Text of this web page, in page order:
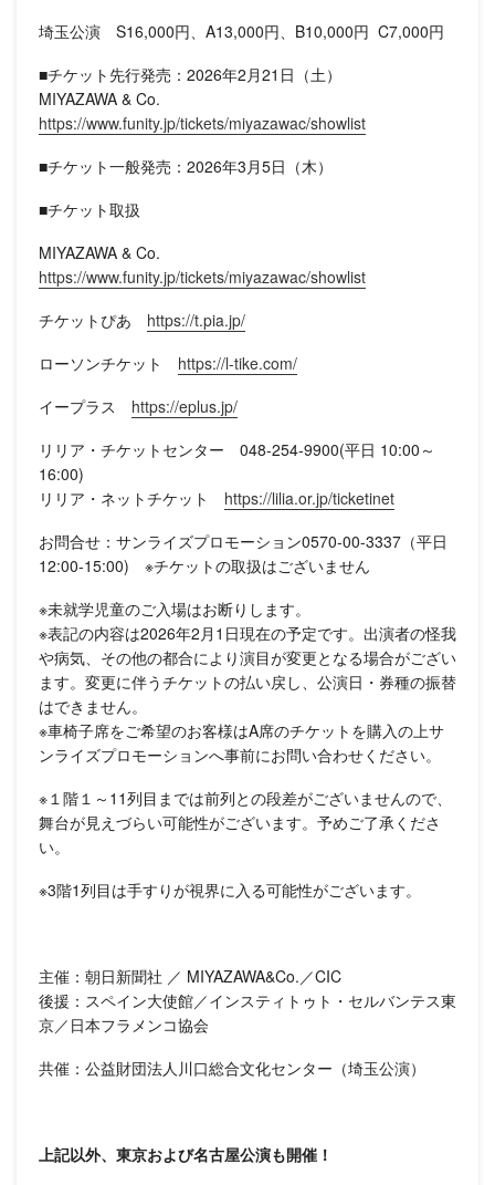
埼玉公演 S16,000円、A13,000円、B10,000円 C7,000円
■チケット先行発売：2026年2月21日（土）
MIYAZAWA & Co.
https://www.funity.jp/tickets/miyazawac/showlist
■チケット一般発売：2026年3月5日（木）
■チケット取扱
MIYAZAWA & Co.
https://www.funity.jp/tickets/miyazawac/showlist
チケットぴあ https://t.pia.jp/
ローソンチケット https://l-tike.com/
イープラス https://eplus.jp/
リリア・チケットセンター 048-254-9900(平日 10:00～
16:00)
リリア・ネットチケット https://lilia.or.jp/ticketinet
お問合せ：サンライズプロモーション0570-00-3337（平日
12:00-15:00) ※チケットの取扱はございません
※未就学児童のご入場はお断りします。
※表記の内容は2026年2月1日現在の予定です。出演者の怪我
や病気、その他の都合により演目が変更となる場合がござい
ます。変更に伴うチケットの払い戻し、公演日・券種の振替
はできません。
※車椅子席をご希望のお客様はA席のチケットを購入の上サ
ンライズプロモーションへ事前にお問い合わせください。
※１階１～11列目までは前列との段差がございませんので、
舞台が見えづらい可能性がございます。予めご了承くださ
い。
※3階1列目は手すりが視界に入る可能性がございます。
主催：朝日新聞社 ／ MIYAZAWA&Co.／CIC
後援：スペイン大使館／インスティトゥト・セルバンテス東
京／日本フラメンコ協会
共催：公益財団法人川口総合文化センター（埼玉公演）
上記以外、東京および名古屋公演も開催！